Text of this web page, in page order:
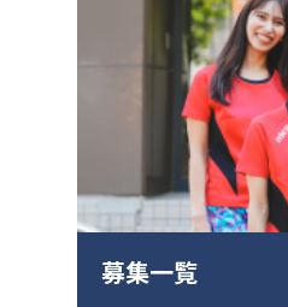
募集一覧